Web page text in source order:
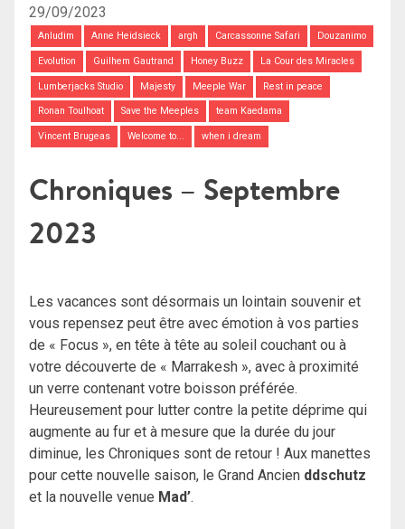
29/09/2023
Anludim Anne Heidsieck argh Carcassonne Safari Douzanimo
Evolution Guilhem Gautrand Honey Buzz La Cour des Miracles
Lumberjacks Studio Majesty Meeple War Rest in peace
Ronan Toulhoat Save the Meeples team Kaedama
Vincent Brugeas Welcome to... when i dream
Chroniques – Septembre
2023
Les vacances sont désormais un lointain souvenir et
vous repensez peut être avec émotion à vos parties
de « Focus », en tête à tête au soleil couchant ou à
votre découverte de « Marrakesh », avec à proximité
un verre contenant votre boisson préférée.
Heureusement pour lutter contre la petite déprime qui
augmente au fur et à mesure que la durée du jour
diminue, les Chroniques sont de retour ! Aux manettes
pour cette nouvelle saison, le Grand Ancien ddschutz
et la nouvelle venue Mad’.